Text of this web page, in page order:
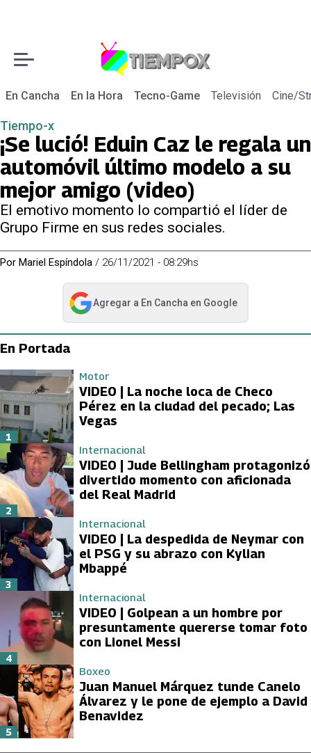
En Cancha En la Hora Tecno-Game Televisión Cine/
Tiempo-x
¡Se lució! Eduin Caz le regala un
automóvil último modelo a su
mejor amigo (video)
El emotivo momento lo compartió el líder de
Grupo Firme en sus redes sociales.
Por Mariel Espíndola / 26/11/2021 - 08:29hs
Agregar a En Cancha en Google
abre en nueva pestaña
En Portada
Motor
VIDEO | La noche loca de Checo
Pérez en la ciudad del pecado; Las
Vegas
1
Internacional
VIDEO | Jude Bellingham protagonizó
divertido momento con aficionada
del Real Madrid
2
Internacional
VIDEO | La despedida de Neymar con
el PSG y su abrazo con Kylian
Mbappé
3
Internacional
VIDEO | Golpean a un hombre por
presuntamente quererse tomar foto
con Lionel Messi
4
Boxeo
Juan Manuel Márquez tunde Canelo
Álvarez y le pone de ejemplo a David
Benavidez
5